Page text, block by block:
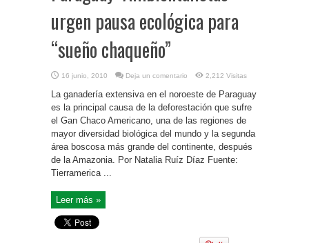
urgen pausa ecológica para
“sueño chaqueño”
16 junio, 2010 Deja un comentario 2,212 Visitas
La ganadería extensiva en el noroeste de Paraguay
es la principal causa de la deforestación que sufre
el Gan Chaco Americano, una de las regiones de
mayor diversidad biológica del mundo y la segunda
área boscosa más grande del continente, después
de la Amazonia. Por Natalia Ruíz Díaz Fuente:
Tierramerica ...
Leer más »